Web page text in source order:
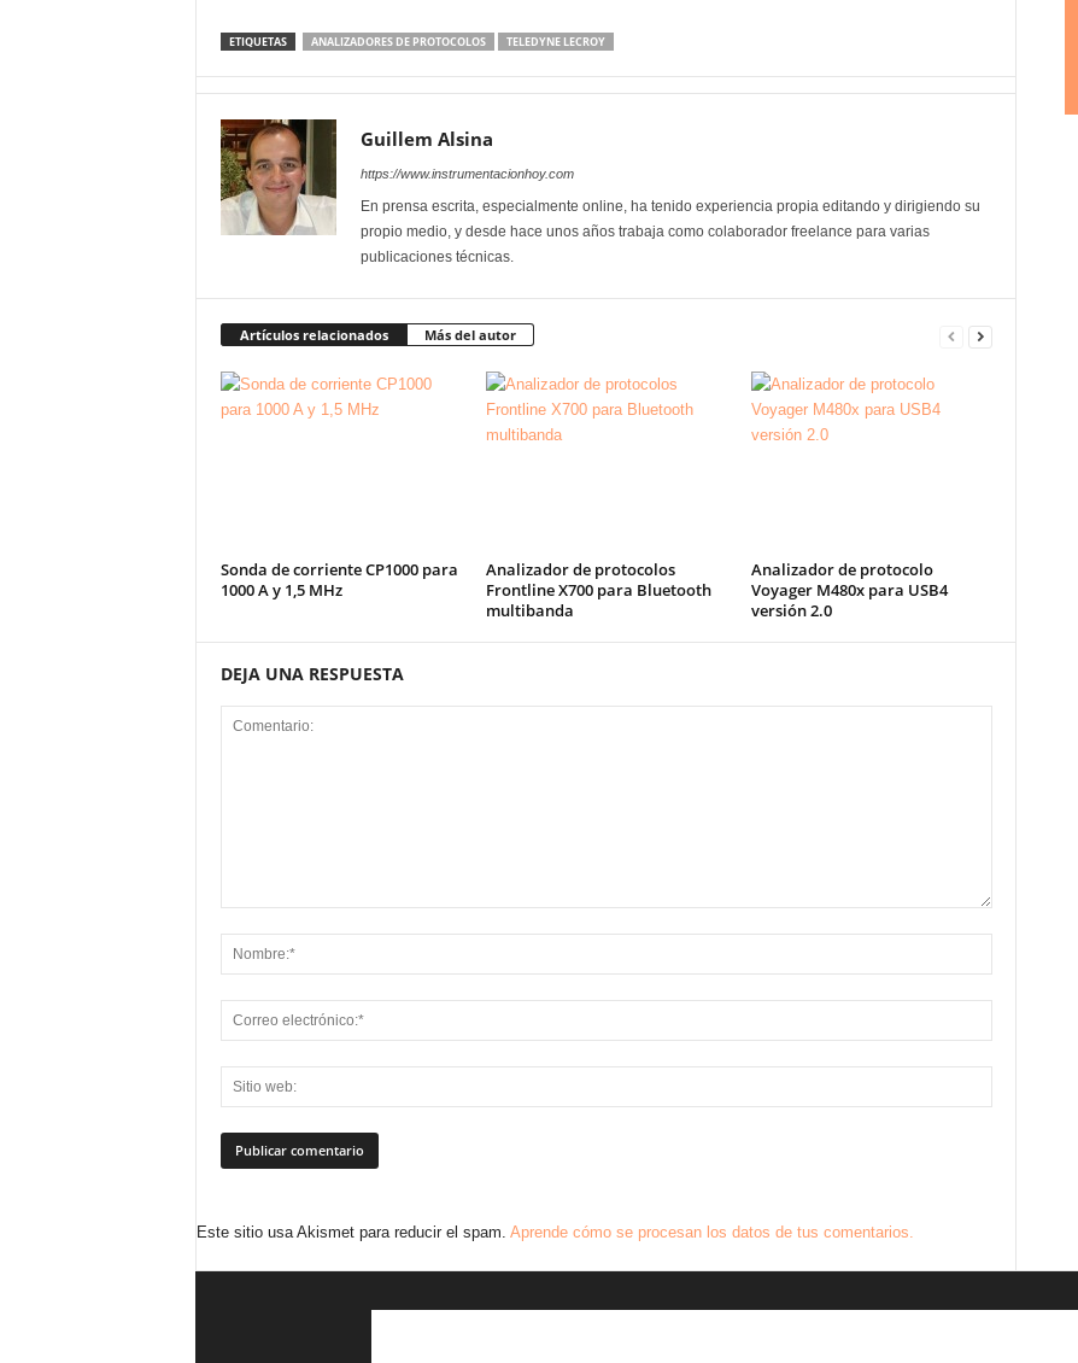
ETIQUETAS ANALIZADORES DE PROTOCOLOS TELEDYNE LECROY
Guillem Alsina
https://www.instrumentacionhoy.com
En prensa escrita, especialmente online, ha tenido experiencia propia editando y dirigiendo su
propio medio, y desde hace unos años trabaja como colaborador freelance para varias
publicaciones técnicas.
Artículos relacionados Más del autor
Sonda de corriente CP1000 para
1000 A y 1,5 MHz
Analizador de protocolos
Frontline X700 para Bluetooth
multibanda
Analizador de protocolo
Voyager M480x para USB4
versión 2.0
DEJA UNA RESPUESTA
Este sitio usa Akismet para reducir el spam. Aprende cómo se procesan los datos de tus comentarios.